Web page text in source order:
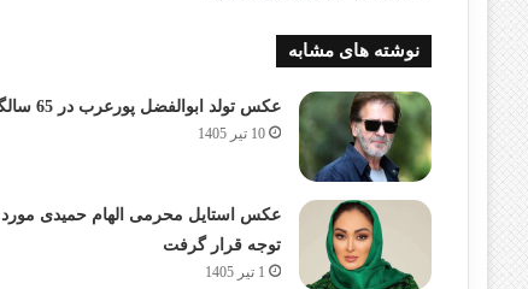
نوشته های مشابه
عکس تولد ابوالفضل پورعرب در 65 سالگی
10 تیر 1405
عکس استایل محرمی الهام حمیدی مورد
توجه قرار گرفت
1 تیر 1405